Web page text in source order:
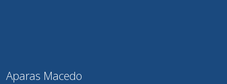
Aparas Macedo